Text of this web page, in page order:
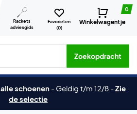
Rackets
adviesgids
Favorieten
(0)
0
Winkelwagentje
merken etc.
Zoekopdracht
schoenen - Geldig t/m 12/8 -Zie
de selectie